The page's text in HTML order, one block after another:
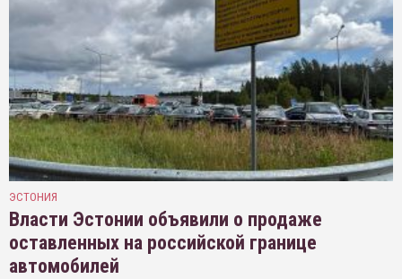
ЭСТОНИЯ
Власти Эстонии объявили о продаже
оставленных на российской границе
автомобилей